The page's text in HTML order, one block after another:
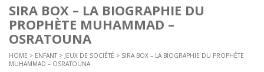
SIRA BOX – LA BIOGRAPHIE DU
PROPHÈTE MUHAMMAD –
OSRATOUNA
HOME > ENFANT > JEUX DE SOCIÉTÉ > SIRA BOX – LA BIOGRAPHIE DU PROPHÈTE
MUHAMMAD – OSRATOUNA